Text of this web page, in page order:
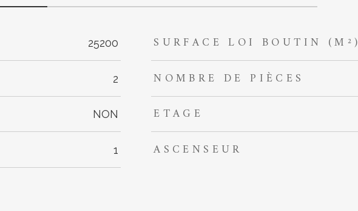
25200 SURFACE LOI BOUTIN (M²)
2 NOMBRE DE PIÈCES
NON ETAGE
1 ASCENSEUR